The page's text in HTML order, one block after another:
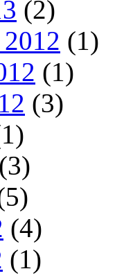
(2)
(1)
(1)
(3)
(3)
(4)
(1)